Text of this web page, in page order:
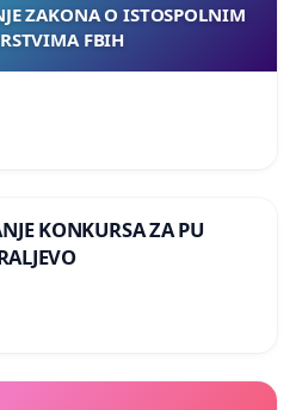
ZAKONA O ISTOSPOLNIM
FBIH
KONKURSA ZA PU